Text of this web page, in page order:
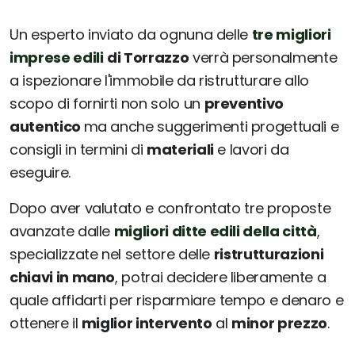
Un esperto inviato da ognuna delle tre migliori
imprese edili di Torrazzo verrà personalmente
a ispezionare l'immobile da ristrutturare allo
scopo di fornirti non solo un preventivo
autentico ma anche suggerimenti progettuali e
consigli in termini di materialie lavori da
eseguire.
Dopo aver valutato e confrontato tre proposte
avanzate dalle migliori ditte edili della città,
specializzate nel settore delle ristrutturazioni
chiavi in mano, potrai decidere liberamente a
quale affidarti per risparmiare tempo e denaro e
ottenere il miglior intervento al minor prezzo.